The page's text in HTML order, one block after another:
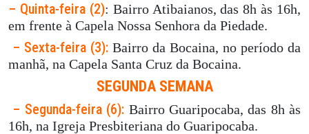
– Quinta-feira (2): Bairro Atibaianos, das 8h às 16h,
em frente à Capela Nossa Senhora da Piedade.
– Sexta-feira (3): Bairro da Bocaina, no período da
manhã, na Capela Santa Cruz da Bocaina.
SEGUNDA SEMANA
– Segunda-feira (6): Bairro Guaripocaba, das 8h às
16h, na Igreja Presbiteriana do Guaripocaba.